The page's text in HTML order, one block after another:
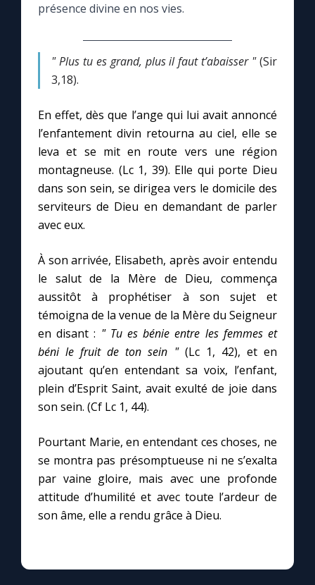
Le site internet
Questions-réponses
Prier au quotidien
Avec Thérèse de Lisieux
L'Évangile chaque jour
Les premiers samedis du mois
Marie qui défait les nœuds
Me consacrer à Jésus par Marie
Mes intentions de prière
Une neuvaine
À la une
présence divine en nos vies.
" Plus tu es grand, plus il faut t’abaisser "(Sir
3,18).
En effet, dès que l’ange qui lui avait annoncé
l’enfantement divin retourna au ciel, elle se
leva et se mit en route vers une région
montagneuse. (Lc 1, 39). Elle qui porte Dieu
dans son sein, se dirigea vers le domicile des
serviteurs de Dieu en demandant de parler
avec eux.
À son arrivée, Elisabeth, après avoir entendu
le salut de la Mère de Dieu, commença
aussitôt à prophétiser à son sujet et
témoigna de la venue de la Mère du Seigneur
en disant : " Tu es bénie entre les femmes et
béni le fruit de ton sein "(Lc 1, 42), et en
ajoutant qu’en entendant sa voix, l’enfant,
plein d’Esprit Saint, avait exulté de joie dans
son sein. (Cf Lc 1, 44).
Pourtant Marie, en entendant ces choses, ne
se montra pas présomptueuse ni ne s’exalta
par vaine gloire, mais avec une profonde
attitude d’humilité et avec toute l’ardeur de
son âme, elle a rendu grâce à Dieu.